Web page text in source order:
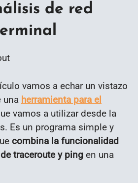
de red
vamos a echar un vistazo
una herramienta para el
vamos a utilizar desde la
Es un programa simple y
combina la funcionalidad
traceroute y ping en una